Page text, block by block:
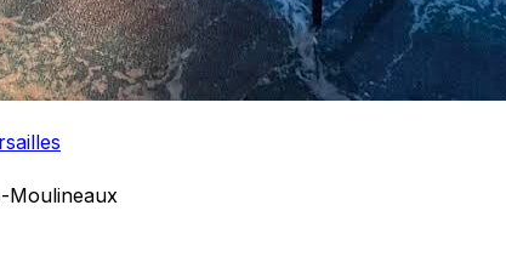
Moulineaux